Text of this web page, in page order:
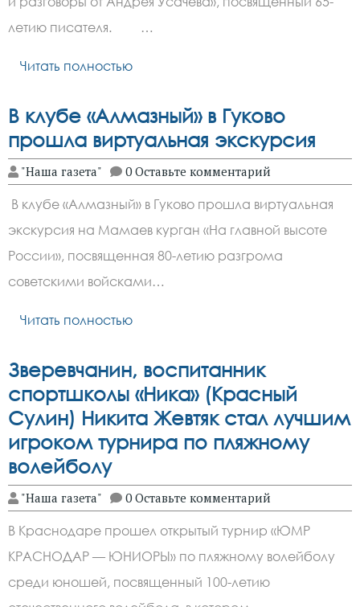
летию писателя. …
Читать полностью
В клубе «Алмазный» в Гуково
прошла виртуальная экскурсия
"Наша газета" 0 Оставьте комментарий
В клубе «Алмазный» в Гуково прошла виртуальная
экскурсия на Мамаев курган «На главной высоте
России», посвященная 80-летию разгрома
советскими войсками…
Читать полностью
Зверевчанин, воспитанник
спортшколы «Ника» (Красный
Сулин) Никита Жевтяк стал лучшим
игроком турнира по пляжному
волейболу
"Наша газета" 0 Оставьте комментарий
В Краснодаре прошел открытый турнир «ЮМР
КРАСНОДАР — ЮНИОРЫ» по пляжному волейболу
среди юношей, посвященный 100-летию